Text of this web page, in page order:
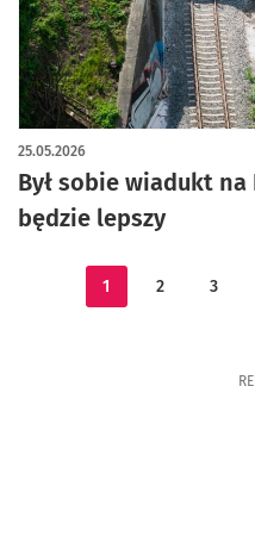
Był sobie wiadukt
będzie lepszy
25.05.2026
artykuł z galerią zdjęć
1 2 3